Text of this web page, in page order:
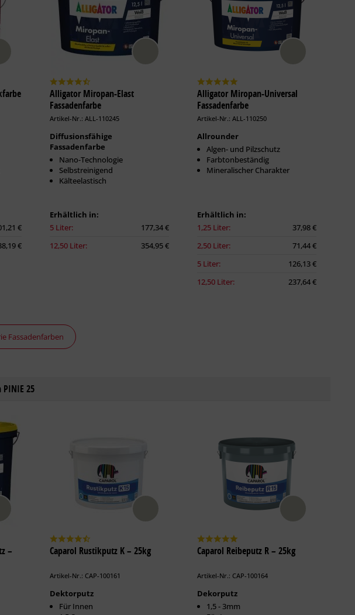
€
€
Alligator Miropan-Elast
Fassadenfarbe
Artikel-Nr.: ALL-110245
Diffusionsfähige
Fassadenfarbe
Nano-Technologie
Selbstreinigend
Kälteelastisch
Erhältlich in:
5 Liter:
177,34 €
12,50 Liter:
354,95 €
Alligator Miropan-Universal
Fassadenfarbe
Artikel-Nr.: ALL-110250
Allrounder
Algen- und Pilzschutz
Farbtonbeständig
Mineralischer Charakter
Erhältlich in:
1,25 Liter:
37,98 €
2,50 Liter:
71,44 €
5 Liter:
126,13 €
12,50 Liter:
237,64 €
Fassadenfarben
25
–
Caparol Rustikputz K – 25kg
Artikel-Nr.: CAP-100161
Dektorputz
Für Innen
Caparol Reibeputz R – 25kg
Artikel-Nr.: CAP-100164
Dekorputz
1,5 - 3mm